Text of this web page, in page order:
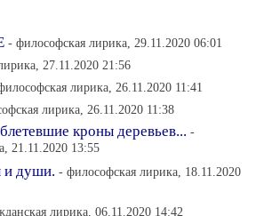
- философская лирика, 29.11.2020 06:01
27.11.2020 21:56
лирика, 26.11.2020 11:41
лирика, 26.11.2020 11:38
кроны деревьев... -
21.11.2020 13:55
и души. - философская лирика, 18.11.2020
лирика, 06.11.2020 14:42